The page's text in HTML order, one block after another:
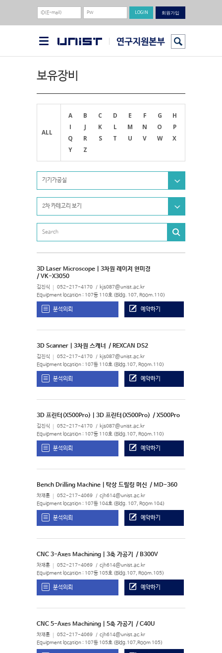
회원가입
보유장비
ALL
A B C D E F G
H
I
J K L M N O
P
Q
R S T U V W
X
Y
Z
기기가공실
2차 카테고리 보기
3D Laser Microscope | 3차원 레이저 현미경
/ VK-X3050
김진식 052-217-4170 kjs087@unist.ac.kr
Equipment location : 107동 110호 (Bldg. 107, Room.110)
분석의뢰 예약하기
3D Scanner | 3차원 스캐너 / REXCAN DS2
김진식 052-217-4170 kjs087@unist.ac.kr
Equipment location : 107동 110호 (Bldg.107, Room.110)
분석의뢰 예약하기
3D 프린터(X500Pro) | 3D 프린터(X500Pro) / X500Pro
김진식 052-217-4170 kjs087@unist.ac.kr
Equipment location : 107동 110호 (Bldg.107, Room.110)
분석의뢰 예약하기
Bench Drilling Machine | 탁상 드릴링 머신 / MD-360
차재훈 052-217-4069 cjh614@unist.ac.kr
Equipment location : 107동 104호 (Bldg. 107, Room 104)
분석의뢰 예약하기
CNC 3-Axes Machining | 3축 가공기 / B300V
차재훈 052-217-4069 cjh614@unist.ac.kr
Equipment location : 107동 105호 (Bldg.107, Room.105)
분석의뢰 예약하기
CNC 5-Axes Machining | 5축 가공기 / C40U
차재훈 052-217-4069 cjh614@unist.ac.kr
Equipment location : 107동 105호 (Bldg.107,Room 105)